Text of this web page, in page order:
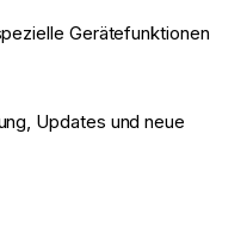
Gerätefunktionen
Updates und neue